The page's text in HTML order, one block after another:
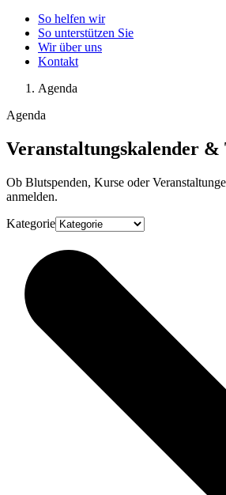
So helfen wir
So unterstützen Sie
Wir über uns
Kontakt
Agenda
Agenda
Veranstaltungskalender &
Ob Blutspenden, Kurse oder
anmelden.
Kategorie